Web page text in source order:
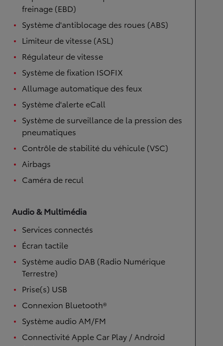
freinage (EBD)
Système d'antiblocage des roues (ABS)
Limiteur de vitesse (ASL)
Régulateur de vitesse
Système de fixation ISOFIX
Allumage automatique des feux
Système d'alerte eCall
Système de surveillance de la pression des
pneumatiques
Contrôle de stabilité du véhicule (VSC)
Airbags
Caméra de recul
Audio & Multimédia
Services connectés
Écran tactile
Système audio DAB (Radio Numérique
Terrestre)
Prise(s) USB
Connexion Bluetooth®
Système audio AM/FM
Connectivité Apple Car Play / Android